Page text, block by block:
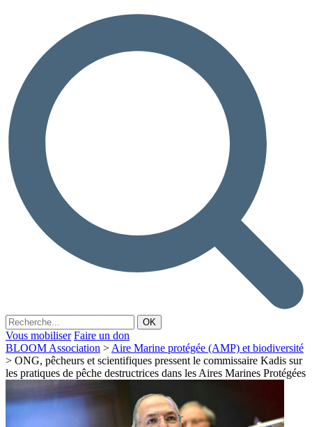
Vous mobiliser Faire un don
BLOOM Association > Aire Marine protégée (AMP) et biodiversité
> ONG, pêcheurs et scientifiques pressent le commissaire Kadis sur
les pratiques de pêche destructrices dans les Aires Marines Protégées